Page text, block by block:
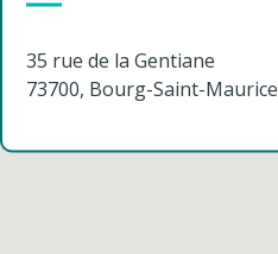
35 rue de la Gentiane
73700, Bourg-Saint-Maurice